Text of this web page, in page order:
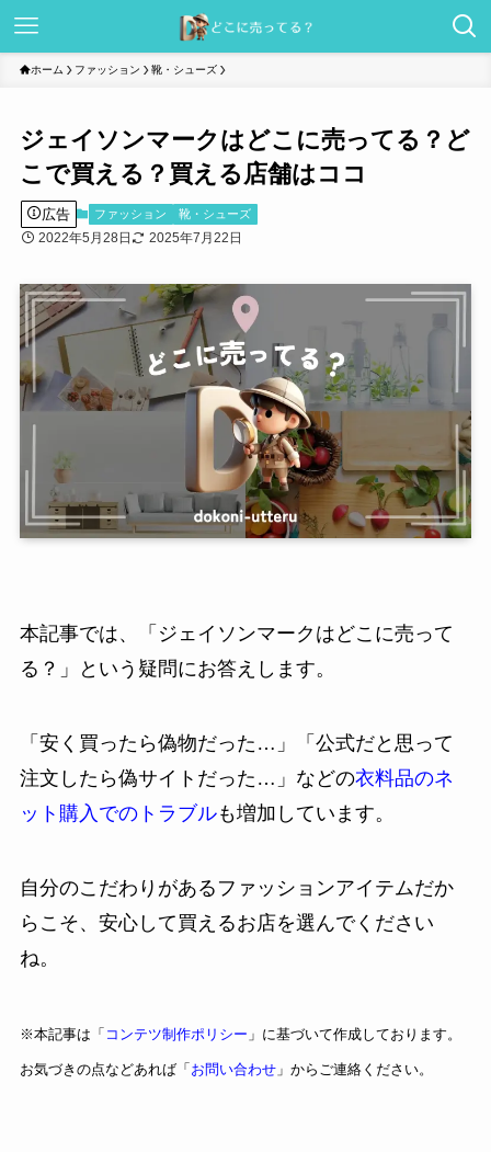
ホーム ファッション 靴・シューズ
ジェイソンマークはどこに売ってる？ど
こで買える？買える店舗はココ
広告 ファッション 靴・シューズ
2022年5月28日 2025年7月22日
本記事では、「ジェイソンマークはどこに売って
る？」という疑問にお答えします。
「安く買ったら偽物だった…」「公式だと思って
注文したら偽サイトだった…」などの衣料品のネ
ット購入でのトラブルも増加しています。
自分のこだわりがあるファッションアイテムだか
らこそ、安心して買えるお店を選んでください
ね。
※本記事は「 コンテツ制作ポリシー 」に基づいて作成しております。
お気づきの点などあれば「お問い合わせ」からご連絡ください。